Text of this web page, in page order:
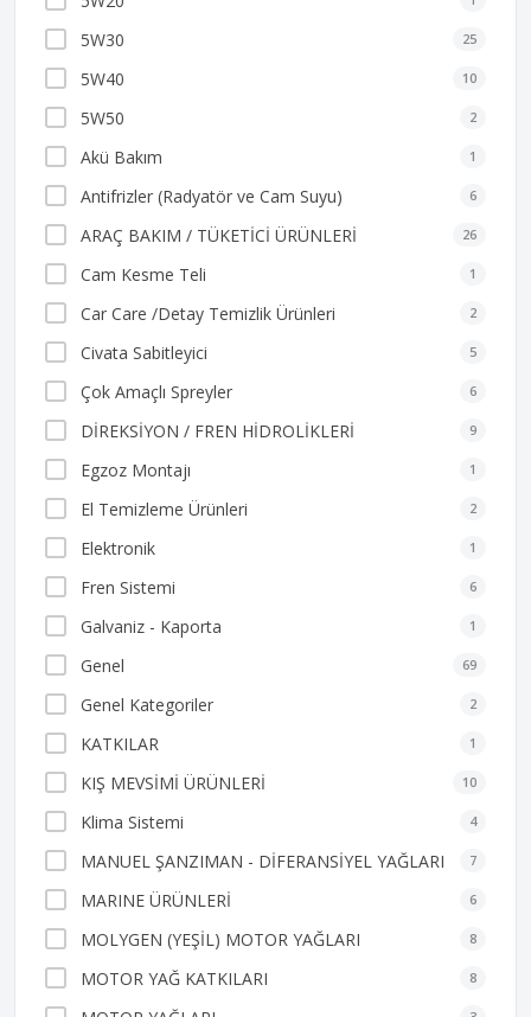
5W30 25
5W40 10
5W50 2
Akü Bakım 1
Antifrizler (Radyatör ve Cam Suyu) 6
ARAÇ BAKIM / TÜKETİCİ ÜRÜNLERİ 26
Cam Kesme Teli 1
Car Care /Detay Temizlik Ürünleri 2
Civata Sabitleyici 5
Çok Amaçlı Spreyler 6
DİREKSİYON / FREN HİDROLİKLERİ 9
Egzoz Montajı 1
El Temizleme Ürünleri 2
Elektronik 1
Fren Sistemi 6
Galvaniz - Kaporta 1
Genel 69
Genel Kategoriler 2
KATKILAR 1
KIŞ MEVSİMİ ÜRÜNLERİ 10
Klima Sistemi 4
MANUEL ŞANZIMAN - DİFERANSİYEL YAĞLARI 7
MARINE ÜRÜNLERİ 6
MOLYGEN (YEŞİL) MOTOR YAĞLARI 8
MOTOR YAĞ KATKILARI 8